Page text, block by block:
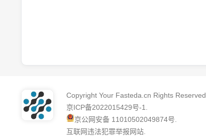
Copyright Your Fasteda.cn Rights Reserved.
京ICP备2022015429号-1
京公网安备 11010502049874号
互联网违法犯罪举报网站